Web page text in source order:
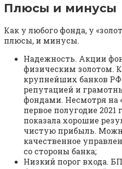
Плюсы и минусы
Как у любого фонда, у
плюсы, и минусы.
Надежность. Акции
физическим золотом.
крупнейших банков
репутацией и
фондами. Несмотря на
первое полугодие 2021
показала хорошие
чистую прибыль.
качественное
со стороны банка;
Низкий порог входа.